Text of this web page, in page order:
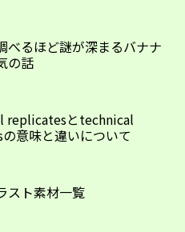
べるほど謎が深まるバナナ
の話
replicatesとtechnical
意味と違いについて
スト素材一覧